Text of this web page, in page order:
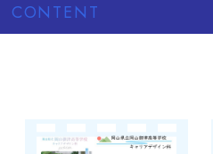
CONTENT